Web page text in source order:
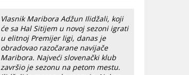
Vlasnik Maribora Adžun Ilidžali, koji
će sa Hal Sitijem u novoj sezoni igrati
u elitnoj Premijer ligi, danas je
obradovao razočarane navijače
Maribora. Najveći slovenački klub
završio je sezonu na petom mestu.